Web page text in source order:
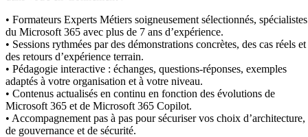
• Formateurs Experts Métiers soigneusement sélectionnés, spécialistes
du Microsoft 365 avec plus de 7 ans d’expérience.
• Sessions rythmées par des démonstrations concrètes, des cas réels et
des retours d’expérience terrain.
• Pédagogie interactive : échanges, questions-réponses, exemples
adaptés à votre organisation et à votre niveau.
• Contenus actualisés en continu en fonction des évolutions de
Microsoft 365 et de Microsoft 365 Copilot.
• Accompagnement pas à pas pour sécuriser vos choix d’architecture,
de gouvernance et de sécurité.